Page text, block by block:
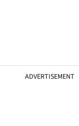
ADVERTISEMENT